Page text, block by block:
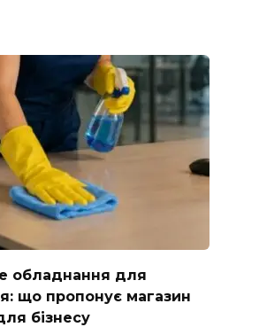
обладнання для
що пропонує магазин
бізнесу